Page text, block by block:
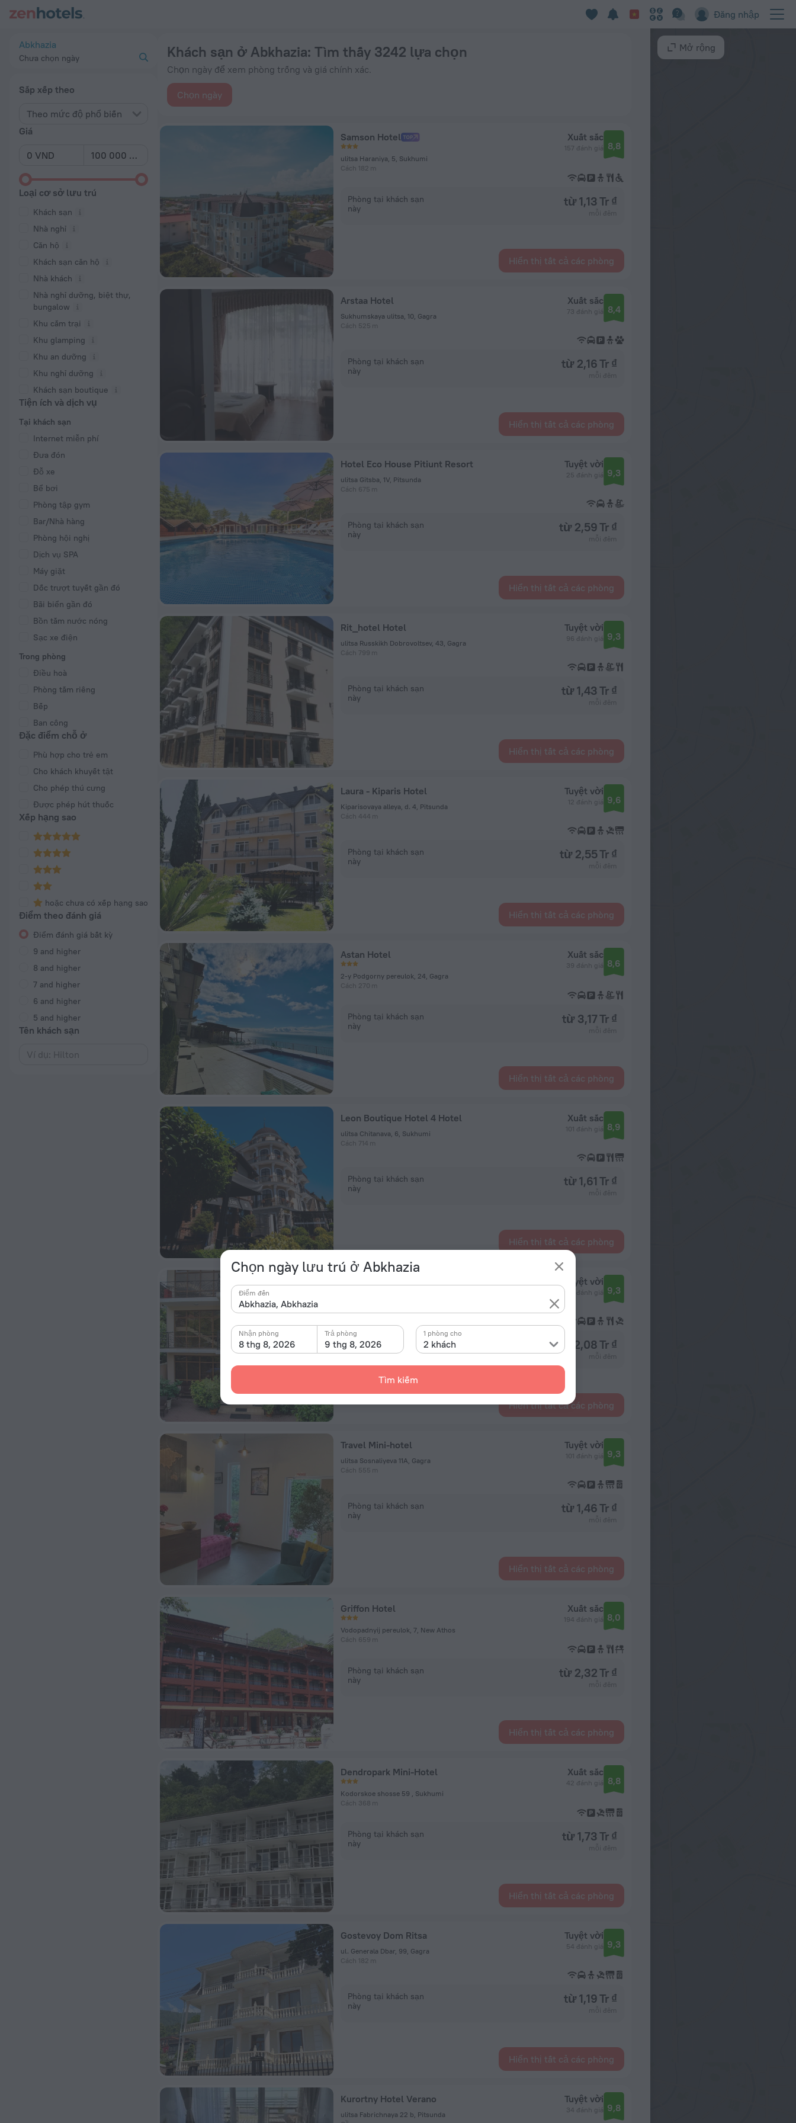
Đăng nhập
Chọn ngày lưu trú ở Abkhazia
Điểm đến
8 thg 8, 2026
Nhận phòng
9 thg 8, 2026
Trả phòng
2 khách
1 phòng cho
Tìm kiếm
Abkhazia
Chưa chọn ngày
Sắp xếp theo
Theo mức độ phổ biến
Giá
Loại cơ sở lưu trú
Khách sạn
Nhà nghỉ
Căn hộ
Khách sạn căn hộ
Nhà khách
Nhà nghỉ dưỡng, biệt thự,
bungalow
Khu cắm trại
Khu glamping
Khu an dưỡng
Khu nghỉ dưỡng
Khách sạn boutique
Tiện ích và dịch vụ
Tại khách sạn
Internet miễn phí
Đưa đón
Đỗ xe
Bể bơi
Phòng tập gym
Bar/Nhà hàng
Phòng hội nghị
Dịch vụ SPA
Máy giặt
Dốc trượt tuyết gần đó
Bãi biển gần đó
Bồn tắm nước nóng
Sạc xe điện
Trong phòng
Điều hoà
Phòng tắm riêng
Bếp
Ban công
Đặc điểm chỗ ở
Phù hợp cho trẻ em
Cho khách khuyết tật
Cho phép thú cưng
Được phép hút thuốc
Xếp hạng sao
hoặc chưa có xếp hạng sao
Điểm theo đánh giá
Điểm đánh giá bất kỳ
9 and higher
8 and higher
7 and higher
6 and higher
5 and higher
Tên khách sạn
Khách sạn ở Abkhazia: Tìm thấy 3242 lựa chọn
Chọn ngày để xem phòng trống và giá chính xác.
Chọn ngày
Samson Hotel
ulitsa Haraniya, 5, Sukhumi
Cách 182 m
Xuất sắc
157 đánh giá 8,8
Phòng tại khách sạn
này
từ 1,13 Tr ₫
Hiển thị tất cả các phòng
Arstaa Hotel
Sukhumskaya ulitsa, 10, Gagra
Cách 525 m
Xuất sắc
73 đánh giá 8,4
Phòng tại khách sạn
này
từ 2,16 Tr ₫
Hiển thị tất cả các phòng
Hotel Eco House Pitiunt Resort
ulitsa Gitsba, 1V, Pitsunda
Cách 675 m
Tuyệt vời
25 đánh giá 9,3
Phòng tại khách sạn
này
từ 2,59 Tr ₫
Hiển thị tất cả các phòng
Rit_hotel Hotel
ulitsa Russkikh Dobrovoltsev, 43, Gagra
Cách 799 m
Tuyệt vời
96 đánh giá 9,3
Phòng tại khách sạn
này
từ 1,43 Tr ₫
Hiển thị tất cả các phòng
Laura - Kiparis Hotel
Kiparisovaya alleya, d. 4, Pitsunda
Cách 444 m
Tuyệt vời
12 đánh giá 9,6
Phòng tại khách sạn
này
từ 2,55 Tr ₫
Hiển thị tất cả các phòng
Astan Hotel
2-y Podgorny pereulok, 24, Gagra
Cách 270 m
Xuất sắc
39 đánh giá 8,6
Phòng tại khách sạn
này
từ 3,17 Tr ₫
Hiển thị tất cả các phòng
Leon Boutique Hotel 4 Hotel
ulitsa Chitanava, 6, Sukhumi
Cách 714 m
Xuất sắc
101 đánh giá 8,9
Phòng tại khách sạn
này
từ 1,61 Tr ₫
Hiển thị tất cả các phòng
Tuyệt vời
156 đánh giá 9,3
Phòng tại khách sạn
này
từ 2,08 Tr ₫
Hiển thị tất cả các phòng
Travel Mini-hotel
ulitsa Sosnaliyeva 11A, Gagra
Cách 555 m
Tuyệt vời
101 đánh giá 9,3
Phòng tại khách sạn
này
từ 1,46 Tr ₫
Hiển thị tất cả các phòng
Griffon Hotel
Vodopadnyij pereulok, 7, New Athos
Cách 659 m
Xuất sắc
194 đánh giá 8,0
Phòng tại khách sạn
này
từ 2,32 Tr ₫
Hiển thị tất cả các phòng
Dendropark Mini-Hotel
Kodorskoe shosse 59 , Sukhumi
Cách 368 m
Xuất sắc
42 đánh giá 8,8
Phòng tại khách sạn
này
từ 1,73 Tr ₫
Hiển thị tất cả các phòng
Gostevoy Dom Ritsa
ul. Generala Dbar, 99, Gagra
Cách 182 m
Tuyệt vời
54 đánh giá 9,3
Phòng tại khách sạn
này
từ 1,19 Tr ₫
Hiển thị tất cả các phòng
Kurortny Hotel Verano
ulitsa Fabrichnaya 22 b, Pitsunda
Tuyệt vời
34 đánh giá 9,8
Mở rộng
Top 20 Khách sạn ở Abkhazia 2026 từ 1,13 Tr ₫ – Đặt ngay trên ZenHotels.com